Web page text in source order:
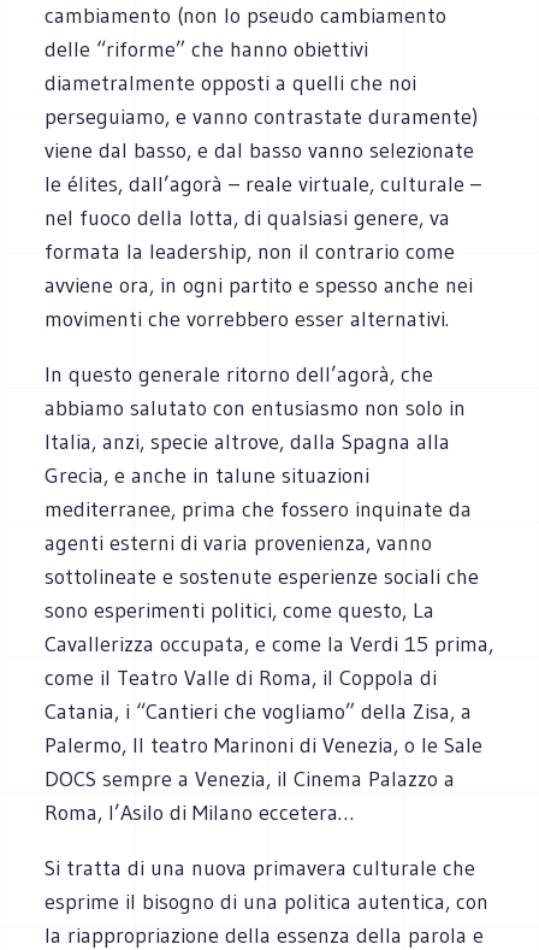
cambiamento (non lo pseudo cambiamento
delle “riforme” che hanno obiettivi
diametralmente opposti a quelli che noi
perseguiamo, e vanno contrastate duramente)
viene dal basso, e dal basso vanno selezionate
le élites, dall’agorà – reale virtuale, culturale –
nel fuoco della lotta, di qualsiasi genere, va
formata la leadership, non il contrario come
avviene ora, in ogni partito e spesso anche nei
movimenti che vorrebbero esser alternativi.
In questo generale ritorno dell’agorà, che
abbiamo salutato con entusiasmo non solo in
Italia, anzi, specie altrove, dalla Spagna alla
Grecia, e anche in talune situazioni
mediterranee, prima che fossero inquinate da
agenti esterni di varia provenienza, vanno
sottolineate e sostenute esperienze sociali che
sono esperimenti politici, come questo, La
Cavallerizza occupata, e come la Verdi 15 prima,
come il Teatro Valle di Roma, il Coppola di
Catania, i “Cantieri che vogliamo” della Zisa, a
Palermo, Il teatro Marinoni di Venezia, o le Sale
DOCS sempre a Venezia, il Cinema Palazzo a
Roma, l’Asilo di Milano eccetera…
Si tratta di una nuova primavera culturale che
esprime il bisogno di una politica autentica, con
la riappropriazione della essenza della parola e